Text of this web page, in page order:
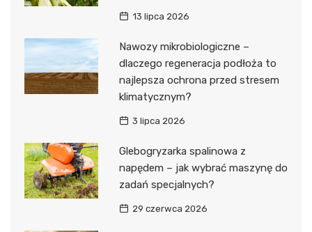
13 lipca 2026
Nawozy mikrobiologiczne –
dlaczego regeneracja podłoża to
najlepsza ochrona przed stresem
klimatycznym?
3 lipca 2026
Glebogryzarka spalinowa z
napędem – jak wybrać maszynę do
zadań specjalnych?
29 czerwca 2026